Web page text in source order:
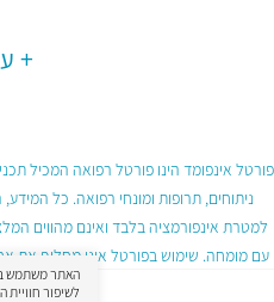
פורטל אינפומד הינו פורטל רפואה המכיל
ניתוחים, תרופות ומונחי רפואה. כל
למטרת אינפורמציה בלבד ואינם מהווים
עם מומחה. שימוש בפורטל אינו מחליף את
גורם רפואי מוסמךלשיפור חוויית